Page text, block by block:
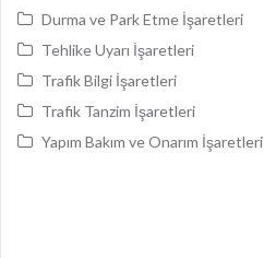
Durma ve Park Etme İşaretleri
Tehlike Uyarı İşaretleri
Trafik Bilgi İşaretleri
Trafik Tanzim İşaretleri
Yapım Bakım ve Onarım İşaretleri